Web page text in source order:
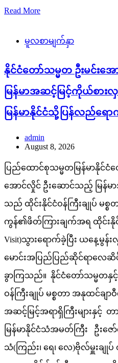
မြန်မာနိုင်ငံသို့ပြန်လည်ရော
admin
August 8, 2026
ပြည်ထောင်စုသမ္မတမြန်မာနိုင်ငံတ
အောင်လှိုင် ဦးဆောင်သည့် မြန်
သည် ထိုင်းနိုင်ငံဝန်ကြီးချုပ် မစ္စ
Visit)သွားရောက်ခဲ့ပြီး ယနေ့မွန်
မောင်းအပြည်ပြည်ဆိုင်ရာလေဆိ
ခွာကြသည်။ နိုင်ငံတော်သမ္မတနှင့်
ဝန်ကြီးချုပ် မစ္စတာ အနုထင်ချ
အဆင့်မြင့်အရာရှိကြီးများနှင့် တ
မြန်မာနိုင်ငံသံအမတ်ကြီး ဦးဇော်ဇ
သံ(ကြည်း၊ ရေ၊ လေ)ဗိုလ်မှူးချုပ်
က လေဆိပ်၌ရင်းနှီးနွေးထွေး
ထိုသို့ပို့ဆောင်နှုတ်ဆက်စဉ် ထိုင်
မှလည်း…
Read More
ဝတ္ထု/ကာတွန်း/ကဗျာများ